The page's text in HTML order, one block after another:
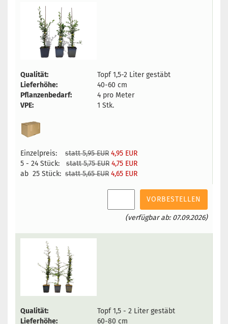
Qualität:
Topf 1,5-2 Liter gestäbt
Lieferhöhe:
40-60 cm
Pflanzenbedarf:
4 pro Meter
VPE:
1 Stk.
Einzelpreis: statt 5,95 EUR 4,95 EUR
5 - 24 Stück:
statt 5,75 EUR 4,75 EUR
ab 25 Stück: statt 5,65 EUR 4,65 EUR
VORBESTELLEN
(verfügbar ab: 07.09.2026)
Qualität:
Topf 1,5 - 2 Liter gestäbt
Lieferhöhe:
60-80 cm